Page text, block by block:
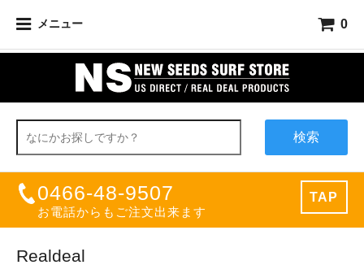
メニュー 0
検索
0466-48-9507
お電話からもご注文出来ます
TAP
Realdeal